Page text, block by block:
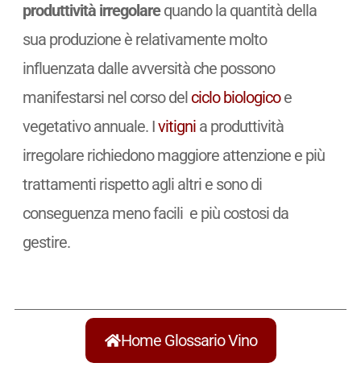
produttività irregolarequando la quantità della
sua produzione è relativamente molto
influenzata dalle avversità che possono
manifestarsi nel corso del ciclo biologicoe
vegetativo annuale. Ivitignia produttività
irregolare richiedono maggiore attenzione e più
trattamenti rispetto agli altri e sono di
conseguenza meno facili e più costosi da
gestire.
Home Glossario Vino